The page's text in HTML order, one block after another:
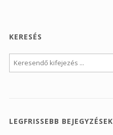
KERESÉS
LEGFRISSEBB BEJEGYZÉSEK